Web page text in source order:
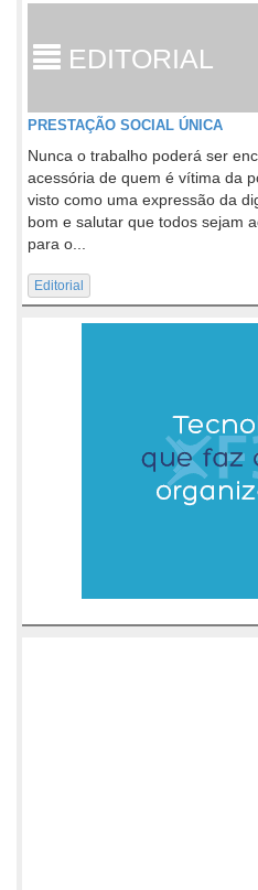
EDITORIAL
PRESTAÇÃO SOCIAL ÚNICA
Nunca o trabalho poderá ser
acessória de quem é vítima da
visto como uma expressão da
bom e salutar que todos sejam
para o...
Editorial